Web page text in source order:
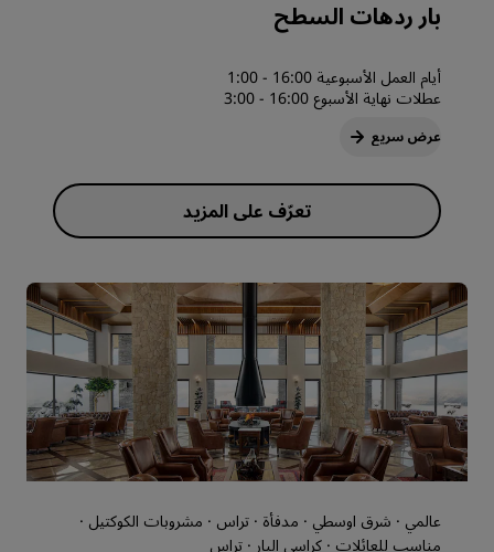
بار ردهات السطح
أيام العمل الأسبوعية 16:00 - 1:00
عطلات نهاية الأسبوع 16:00 - 3:00
عرض سريع
عالمي · شرق اوسطي · مدفأة · تراس · مشروبات الكوكتيل ·
مناسب للعائلات · كراسي البار · تراس